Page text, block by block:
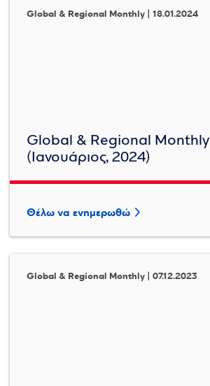
Global & Regional Monthly | 18.01.2024
Global & Regional Monthly
(Ιανουάριος, 2024)
Θέλω να ενημερωθώ
Global & Regional Monthly | 07.12.2023